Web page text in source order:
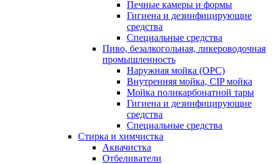
Печные камеры и формы
Гигиена и дезинфицирующие
средства
Специальные средства
Пиво, безалкогольная, ликероводочная
промышленность
Наружная мойка (ОРС)
Внутренняя мойка, CIP мойка
Мойка поликарбонатной тары
Гигиена и дезинфицирующие
средства
Специальные средства
Стирка и химчистка
Аквачистка
Отбеливатели